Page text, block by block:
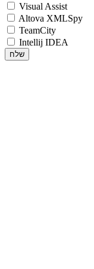
Visual Assist
Altova XMLSpy
TeamCity
Intellij IDEA